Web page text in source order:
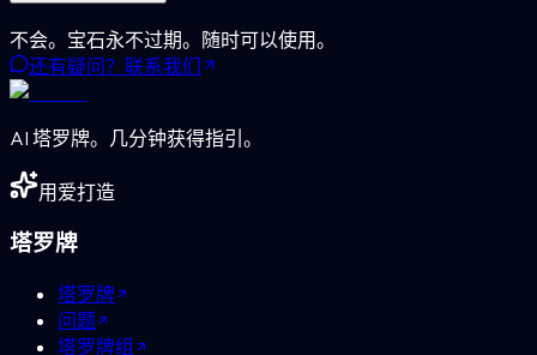
不会。宝石永不过期。随时可以使用。
还有疑问？联系我们
AI 塔罗牌。几分钟获得指引。
用爱打造
塔罗牌
塔罗牌
问题
塔罗牌组